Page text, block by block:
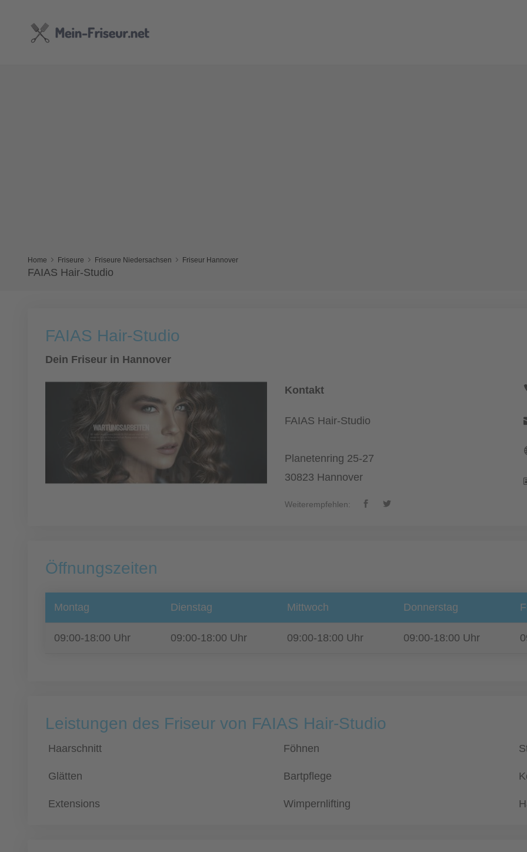
Home Friseure Friseure Niedersachsen Friseur Hannover
FAIAS Hair-Studio
FAIAS Hair-Studio
Dein Friseur in Hannover
Kontakt
FAIAS Hair-Studio
Planetenring 25-27
30823 Hannover
Weiterempfehlen:
Öffnungszeiten
Montag Dienstag Mittwoch Donnerstag
09:00-18:00 Uhr 09:00-18:00 Uhr 09:00-18:00 Uhr 09:00-18:00 Uhr
Leistungen des Friseur von FAIAS Hair-Studio
Haarschnitt Föhnen
Glätten Bartpflege
Extensions Wimpernlifting